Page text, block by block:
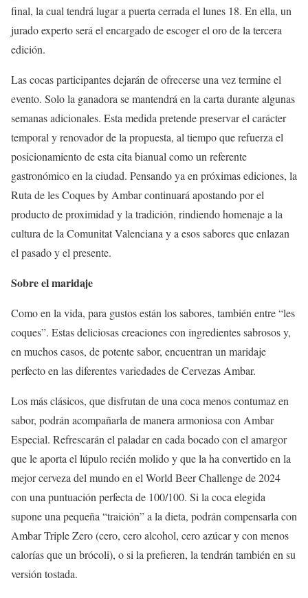
final, la cual tendrá lugar a puerta cerrada el lunes 18. En ella, un
jurado experto será el encargado de escoger el oro de la tercera
edición.
Las cocas participantes dejarán de ofrecerse una vez termine el
evento. Solo la ganadora se mantendrá en la carta durante algunas
semanas adicionales. Esta medida pretende preservar el carácter
temporal y renovador de la propuesta, al tiempo que refuerza el
posicionamiento de esta cita bianual como un referente
gastronómico en la ciudad. Pensando ya en próximas ediciones, la
Ruta de les Coques by Ambar continuará apostando por el
producto de proximidad y la tradición, rindiendo homenaje a la
cultura de la Comunitat Valenciana y a esos sabores que enlazan
el pasado y el presente.
Sobre el maridaje
Como en la vida, para gustos están los sabores, también entre “les
coques”. Estas deliciosas creaciones con ingredientes sabrosos y,
en muchos casos, de potente sabor, encuentran un maridaje
perfecto en las diferentes variedades de Cervezas Ambar.
Los más clásicos, que disfrutan de una coca menos contumaz en
sabor, podrán acompañarla de manera armoniosa con Ambar
Especial. Refrescarán el paladar en cada bocado con el amargor
que le aporta el lúpulo recién molido y que la ha convertido en la
mejor cerveza del mundo en el World Beer Challenge de 2024
con una puntuación perfecta de 100/100. Si la coca elegida
supone una pequeña “traición” a la dieta, podrán compensarla con
Ambar Triple Zero (cero, cero alcohol, cero azúcar y con menos
calorías que un brócoli), o si la prefieren, la tendrán también en su
versión tostada.